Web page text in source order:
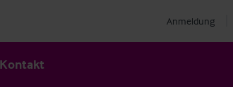
Anmeldung
Kontakt